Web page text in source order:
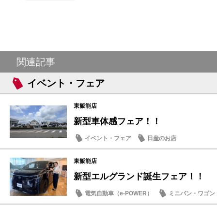
関連記事
イベント・フェア
東飯能店
新型車体感フェア！！
イベント・フェア 日産のお店
東飯能店
新型エルグランド誕生フェア！！
電気自動車（e-POWER）
ミニバン・ワゴン